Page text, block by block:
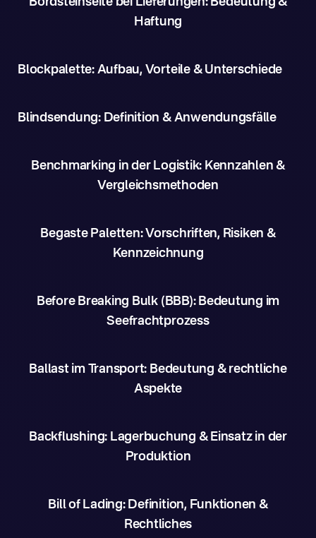
Haftung
Blockpalette: Aufbau, Vorteile & Unterschiede
Blindsendung: Definition & Anwendungsfälle
Benchmarking in der Logistik: Kennzahlen &
Vergleichsmethoden
Begaste Paletten: Vorschriften, Risiken &
Kennzeichnung
Before Breaking Bulk (BBB): Bedeutung im
Seefrachtprozess
Ballast im Transport: Bedeutung & rechtliche
Aspekte
Backflushing: Lagerbuchung & Einsatz in der
Produktion
Bill of Lading: Definition, Funktionen &
Rechtliches